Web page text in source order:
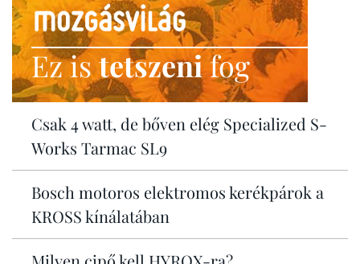
Ez istetszenifog
Csak 4 watt, de bőven elég Specialized S-
Works Tarmac SL9
Bosch motoros elektromos kerékpárok a
KROSS kínálatában